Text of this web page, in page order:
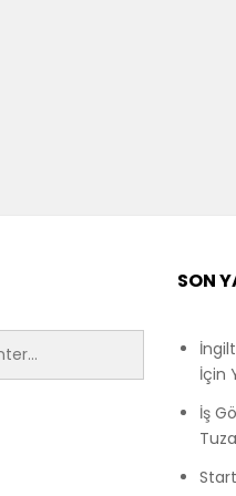
SON
İçin
İş